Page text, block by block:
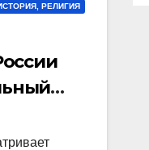
РЕЛИГИЯ